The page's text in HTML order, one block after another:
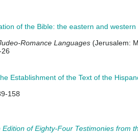
of the Bible: the eastern and western
Romance Languages (Jerusalem:
Establishment of the Text of the
158
of Eighty-Four Testimonies from